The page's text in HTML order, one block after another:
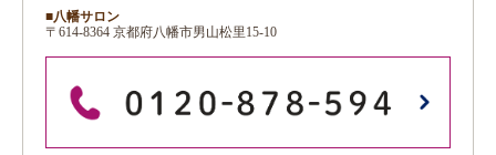
■八幡サロン
〒614-8364 京都府八幡市男山松里15-10